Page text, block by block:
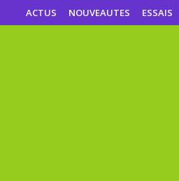
ACTUS NOUVEAUTES ESSAIS